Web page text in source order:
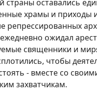
страны оставались
храмы и приходы
репрессированных
ожидал
священники и
чтобы
- вместе со
захватчикам.